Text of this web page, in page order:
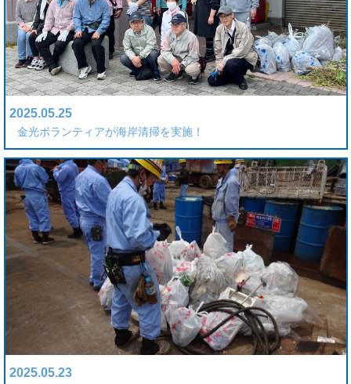
2025.05.25
金光ボランティアが海岸清掃を実施！
2025.05.23